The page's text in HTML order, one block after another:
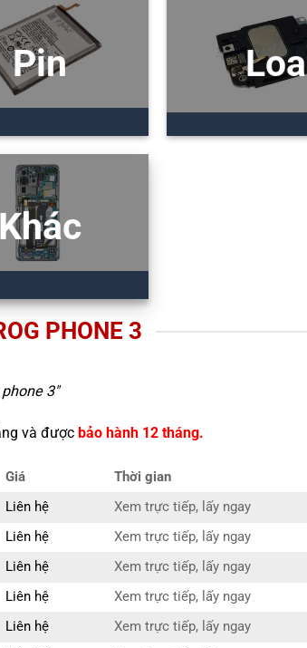
Pin Loa
Khác
PHONE 3
3"
và được bảo hành 12 tháng.
Giá
Thời gian
Liên hệ
Xem trực tiếp, lấy ngay
Liên hệ
Xem trực tiếp, lấy ngay
Liên hệ
Xem trực tiếp, lấy ngay
Liên hệ
Xem trực tiếp, lấy ngay
Liên hệ
Xem trực tiếp, lấy ngay